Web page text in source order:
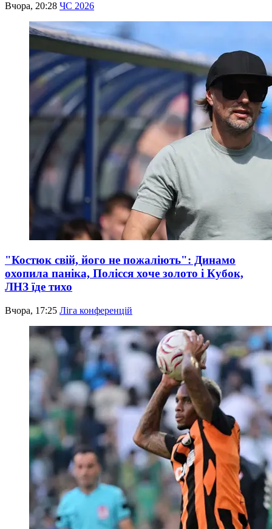
Вчора, 20:28 ЧС 2026
"Костюк свій, його не пожаліють": Динамо
охопила паніка, Полісся хоче золото і Кубок,
ЛНЗ їде тихо
Вчора, 17:25 Ліга конференцій